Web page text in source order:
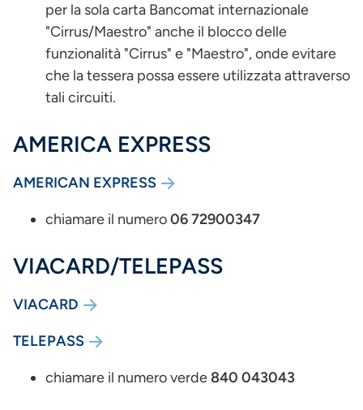
per la sola carta Bancomat internazionale
"Cirrus/Maestro" anche il blocco delle
funzionalità "Cirrus" e "Maestro", onde evitare
che la tessera possa essere utilizzata attraverso
tali circuiti.
AMERICA EXPRESS
AMERICAN EXPRESS
chiamare il numero06 72900347
VIACARD/TELEPASS
VIACARD
TELEPASS
chiamare il numero verde 840 043043